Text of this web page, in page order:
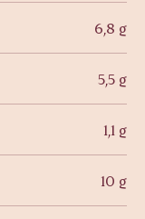
6,8 g
5,5 g
1,1 g
10 g